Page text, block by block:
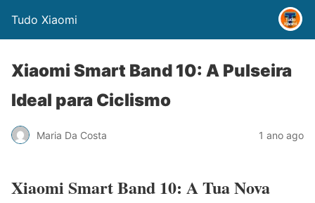
Tudo Xiaomi
Xiaomi Smart Band 10: A Pulseira
Ideal para Ciclismo
Maria Da Costa 1 ano ago
Xiaomi Smart Band 10: A Tua Nova